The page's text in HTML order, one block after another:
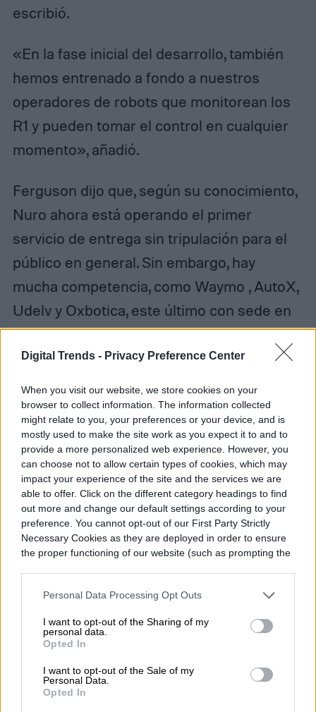
Digital Trends - Privacy Preference Center
When you visit our website, we store cookies on your
browser to collect information. The information collected
might relate to you, your preferences or your device, and is
mostly used to make the site work as you expect it to and to
provide a more personalized web experience. However, you
can choose not to allow certain types of cookies, which may
impact your experience of the site and the services we are
able to offer. Click on the different category headings to find
out more and change our default settings according to your
preference. You cannot opt-out of our First Party Strictly
Necessary Cookies as they are deployed in order to ensure
the proper functioning of our website (such as prompting the
Personal Data Processing Opt Outs
I want to opt-out of the Sharing of my
personal data.
Opted In
I want to opt-out of the Sale of my
Personal Data.
Opted In
escribió.
«En la fase inicial del desarrollo, también
hemos entrenado a fondo a nuestros
operadores de robots que monitorean los
R1 y pueden tomar el control en cualquier
momento», añadió.
Ferguson dijo que, según su conocimiento,
Nuro ahora está operando el primer
servicio de entrega sin tripulación para el
público en general. Sin embargo, hay
mucha competencia, como Waymo , AutoX,
Udelv y Oxbotica, este último con sede en
el Reino Unido, por nombrar algunos que ya
están realizando pruebas para ofrecer
servicios similares.